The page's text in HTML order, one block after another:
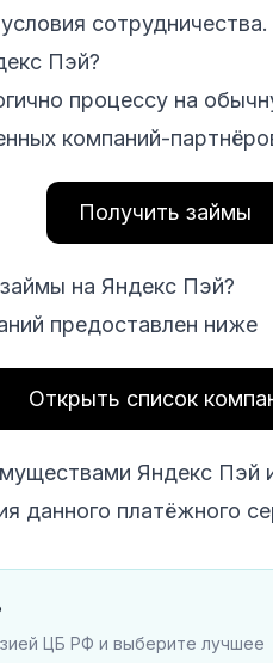
сотрудничества.
Пэй?
процессу на
компаний-
Получить займы
на Яндекс Пэй?
предоставлен ниже
Открыть список
Яндекс Пэй
данного платёжного
ЦБ РФ и выберите лучшее